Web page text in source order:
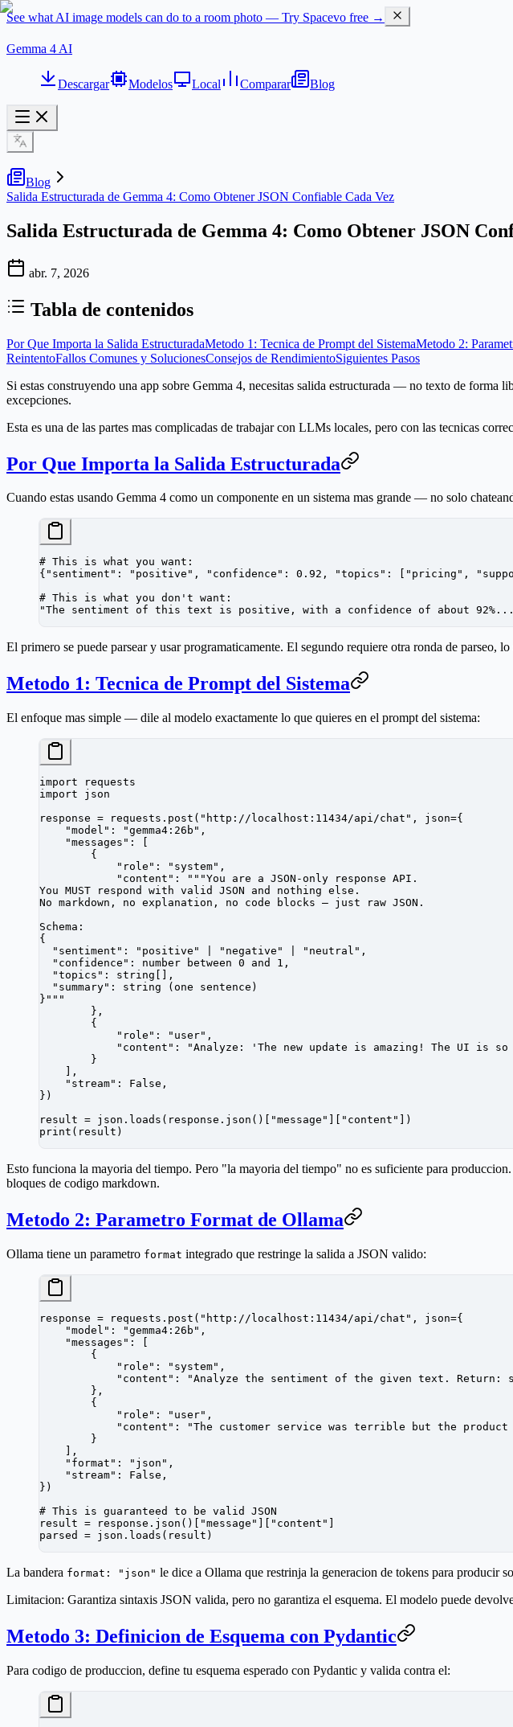
See what AI image models can do to a room photo — Try Spacevo free →
Gemma 4 AI
Descargar Modelos Local Comparar Blog
Blog
Salida Estructurada de Gemma 4: Como Obtener JSON Confiable Cada Vez
Salida Estructurada de Gemma 4: Como Obtener JSON
abr. 7, 2026
Tabla de contenidos
Por Que Importa la Salida EstructuradaMetodo 1: Tecnica de Prompt del SistemaMetodo 2:
ReintentoFallos Comunes y SolucionesConsejos de RendimientoSiguientes Pasos
Si estas construyendo una app sobre Gemma 4, necesitas salida estructurada — no texto de forma
excepciones.
Esta es una de las partes mas complicadas de trabajar con LLMs locales, pero con las tecnicas
Por Que Importa la Salida Estructurada
Cuando estas usando Gemma 4 como un componente en un sistema mas grande — no solo
# This is what you want:
{ "sentiment" : "positive" , "confidence" : 0.92 , "topics" : [ "pricing" ,
# This is what you don't want:
"The sentiment of this text is positive, with a confidence of about
El primero se puede parsear y usar programaticamente. El segundo requiere otra ronda de parseo,
Metodo 1: Tecnica de Prompt del Sistema
El enfoque mas simple — dile al modelo exactamente lo que quieres en el prompt del sistema:
import requests
import json
response = requests.post( "http://localhost:11434/api/chat" , json={
    "model"
: "gemma4:26b" ,
    "messages"
: [
        {
            "role"
: "system" ,
            "content"
:
"""You are a JSON-only response API.
You MUST respond with valid JSON and nothing else.
No markdown, no explanation, no code blocks — just raw JSON.
Schema:
{
  "sentiment": "positive" | "negative" | "neutral",
  "confidence": number between 0 and 1,
  "topics": string[],
  "summary": string (one sentence)
}"""
        },
        {
            "role"
: "user" ,
            "content"
:
"Analyze: 'The new update is amazing! The UI is
        }
    ],
    "stream"
: False ,
})
result = json.loads(response.json()[ "message" "content"
])
print (result)
Esto funciona la mayoria del tiempo. Pero "la mayoria del tiempo" no es suficiente para
bloques de codigo markdown.
Metodo 2: Parametro Format de Ollama
Ollama tiene un parametro format integrado que restringe la salida a JSON valido:
response = requests.post( "http://localhost:11434/api/chat" , json={
    "model"
: "gemma4:26b" ,
    "messages"
: [
        {
            "role"
: "system" ,
            "content"
:
"Analyze the sentiment of the given text.
        },
        {
            "role"
: "user" ,
            "content"
:
"The customer service was terrible but the
        }
    ],
    "format"
: "json" ,
    "stream"
: False ,
})
# This is guaranteed to be valid JSON
result = response.json()[ "message" "content"
parsed = json.loads(result)
La bandera format: "json" le dice a Ollama que restrinja la generacion de tokens para producir
Limitacion: Garantiza sintaxis JSON valida, pero no garantiza el esquema. El modelo puede
Metodo 3: Definicion de Esquema con Pydantic
Para codigo de produccion, define tu esquema esperado con Pydantic y valida contra el: